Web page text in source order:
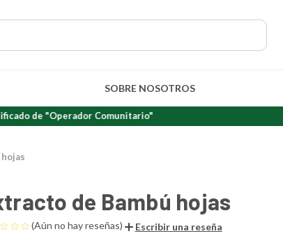
SOBRE NOSOTROS
"Operador Comunitario"
de Bambú hojas
(Aún no hay reseñas) Escribir una reseña